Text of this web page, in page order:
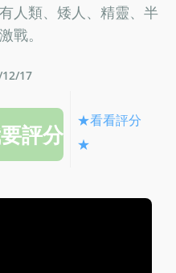
人類、矮人、精靈、半
戰。
12/17
★看看評分
★